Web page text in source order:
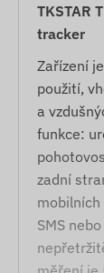
TKSTAR
tracker
Zařízení
použití,
a
funkce:
zadní
SMS